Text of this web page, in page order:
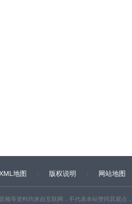
XML地图 版权说明 网站地图
频等资料均来自互联网，不代表本站赞同其观